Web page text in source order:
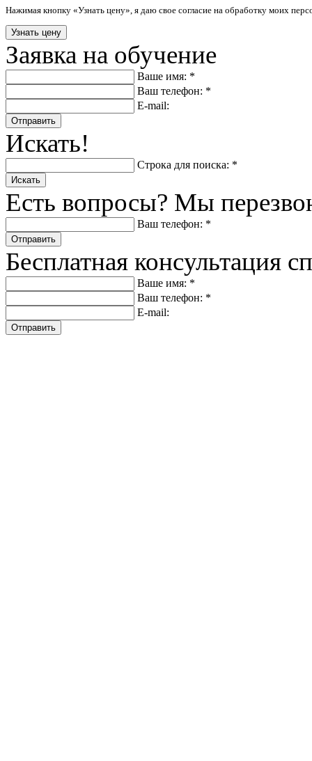
Нажимая кнопку «Узнать цену», я даю свое согласие на обработку моих
Заявка на обучение
Ваше имя: *
Ваш телефон: *
E-mail:
Отправить
Искать!
Строка для поиска: *
Искать
Есть вопросы? Мы
Ваш телефон: *
Отправить
Бесплатная консультация
Ваше имя: *
Ваш телефон: *
E-mail:
Отправить